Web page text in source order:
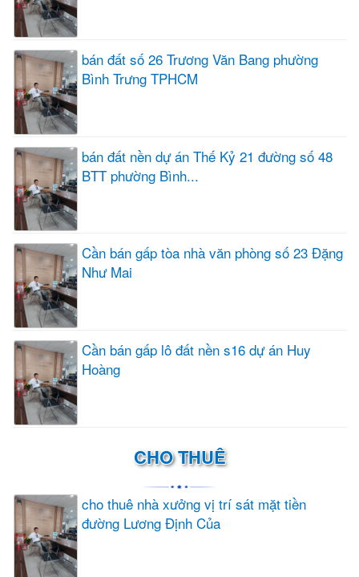
bán đất số 26 Trương Văn Bang phường
Bình Trưng TPHCM
bán đất nền dự án Thế Kỷ 21 đường số 48
BTT phường Bình...
Cần bán gấp tòa nhà văn phòng số 23 Đặng
Như Mai
Cần bán gấp lô đất nền s16 dự án Huy
Hoàng
CHO THUÊ
cho thuê nhà xưởng vị trí sát mặt tiền
đường Lương Định Của